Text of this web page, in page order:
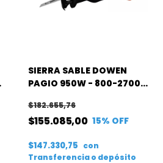
SIERRA SABLE DOWEN
PAGIO 950W - 800-2700
$155.085,00
$182.655,76
15% OFF
$147.330,75 con
Transferencia o depósito